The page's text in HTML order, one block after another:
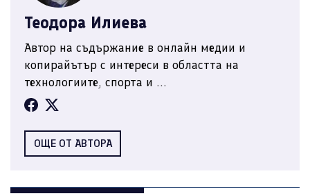
Теодора Илиева
Автор на съдържание в онлайн медии и
копирайътър с интереси в областта на
технологиите, спорта и ...
ОЩЕ ОТ АВТОРА